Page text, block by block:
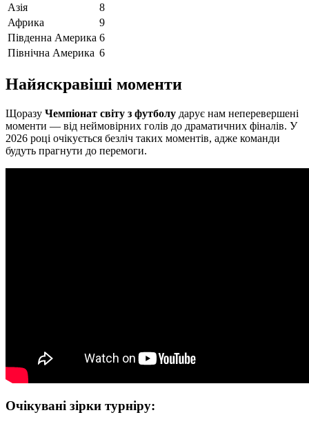
Азія
8
Африка
9
Південна Америка 6
Північна Америка 6
Найяскравіші моменти
Щоразу Чемпіонат світу з футболу дарує нам неперевершені
моменти — від неймовірних голів до драматичних фіналів. У
2026 році очікується безліч таких моментів, адже команди
будуть прагнути до перемоги.
Очікувані зірки турніру: